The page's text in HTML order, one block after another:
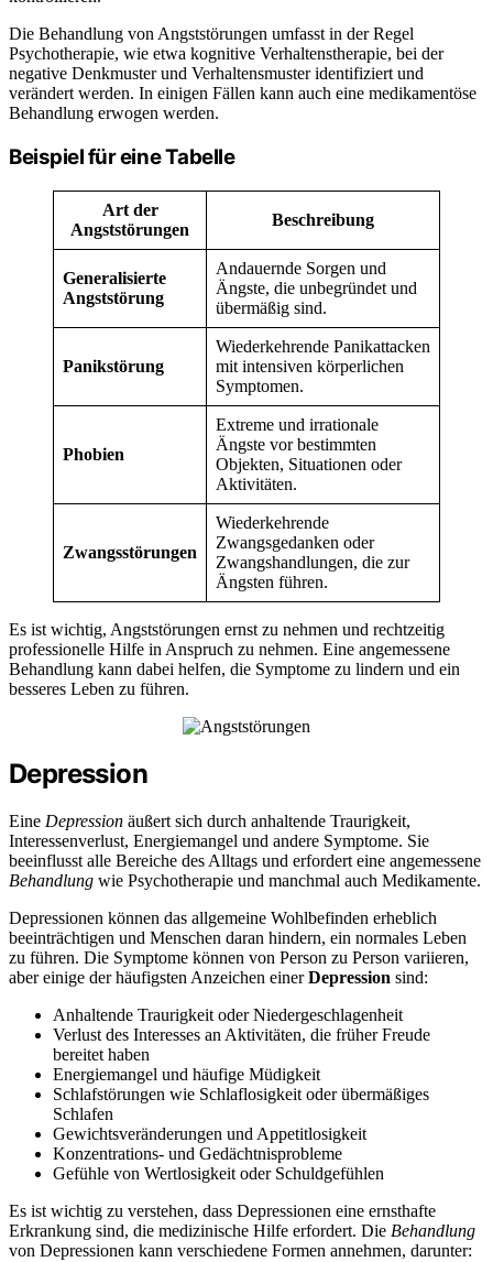
Die Behandlung von Angststörungen umfasst in der Regel
Psychotherapie, wie etwa kognitive Verhaltenstherapie, bei der
negative Denkmuster und Verhaltensmuster identifiziert und
verändert werden. In einigen Fällen kann auch eine medikamentöse
Behandlung erwogen werden.
Beispiel für eine Tabelle
Art der
Angststörungen
Beschreibung
Generalisierte
Angststörung
Andauernde Sorgen und
Ängste, die unbegründet und
übermäßig sind.
Panikstörung
Wiederkehrende Panikattacken
mit intensiven körperlichen
Symptomen.
Phobien
Extreme und irrationale
Ängste vor bestimmten
Objekten, Situationen oder
Aktivitäten.
Zwangsstörungen
Wiederkehrende
Zwangsgedanken oder
Zwangshandlungen, die zur
Ängsten führen.
Es ist wichtig, Angststörungen ernst zu nehmen und rechtzeitig
professionelle Hilfe in Anspruch zu nehmen. Eine angemessene
Behandlung kann dabei helfen, die Symptome zu lindern und ein
besseres Leben zu führen.
Depression
Eine Depression äußert sich durch anhaltende Traurigkeit,
Interessenverlust, Energiemangel und andere Symptome. Sie
beeinflusst alle Bereiche des Alltags und erfordert eine angemessene
Behandlung wie Psychotherapie und manchmal auch Medikamente.
Depressionen können das allgemeine Wohlbefinden erheblich
beeinträchtigen und Menschen daran hindern, ein normales Leben
zu führen. Die Symptome können von Person zu Person variieren,
aber einige der häufigsten Anzeichen einerDepression sind:
Anhaltende Traurigkeit oder Niedergeschlagenheit
Verlust des Interesses an Aktivitäten, die früher Freude
bereitet haben
Energiemangel und häufige Müdigkeit
Schlafstörungen wie Schlaflosigkeit oder übermäßiges
Schlafen
Gewichtsveränderungen und Appetitlosigkeit
Konzentrations- und Gedächtnisprobleme
Gefühle von Wertlosigkeit oder Schuldgefühlen
Es ist wichtig zu verstehen, dass Depressionen eine ernsthafte
Erkrankung sind, die medizinische Hilfe erfordert. Die Behandlung
von Depressionen kann verschiedene Formen annehmen, darunter: